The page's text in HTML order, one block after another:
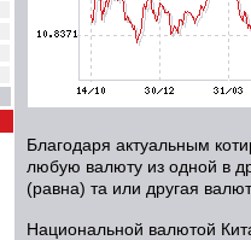
Благодаря актуальным
любую валюту из одной в
(равна) та или другая
Национальной валютой